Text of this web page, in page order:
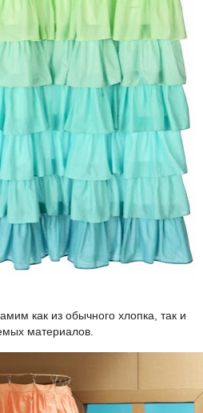
как из обычного хлопка, так и
материалов.